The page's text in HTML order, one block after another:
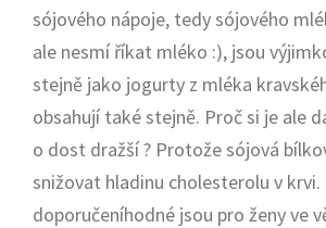
sójového nápoje, tedy sójového
ale nesmí říkat mléko :), jsou
stejně jako jogurty z mléka
obsahují také stejně. Proč si je ale
o dost dražší ? Protože sójová
snižovat hladinu cholesterolu v krvi.
doporučeníhodné jsou pro ženy ve